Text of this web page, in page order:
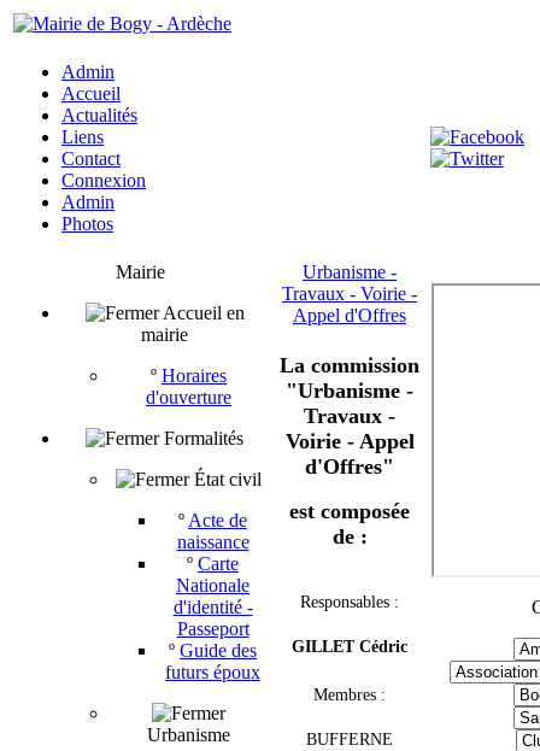
Admin
Accueil
Actualités
Liens
Contact
Connexion
Admin
Photos
Mairie
Accueil en
mairie
º Horaires
d'ouverture
Formalités
État civil
º Acte de
naissance
º Carte
Nationale
d'identité -
Passeport
º Guide des
futurs époux
Urbanisme
Urbanisme -
Travaux - Voirie -
Appel d'Offres
La commission
"Urbanisme -
Travaux -
Voirie - Appel
d'Offres​"
est composée
de :
Responsables :
GILLET Cédric
Membres :
BUFFERNE